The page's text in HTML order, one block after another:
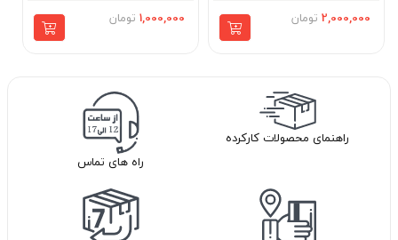
2,000,000 تومان 1,000,000 تومان
راهنمای محصولات کارکرده
راه های تماس